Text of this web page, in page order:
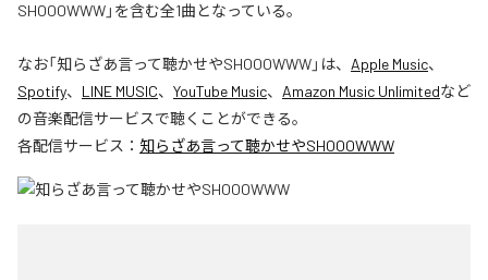
SHOOOWWW」を含む全1曲となっている。
なお「知らざあ言って聴かせやSHOOOWWW」は、 Apple Music、
Spotify、 LINE MUSIC、 YouTube Music、 Amazon Music Unlimitedなど
の音楽配信サービスで聴くことができる。
各配信サービス： 知らざあ言って聴かせやSHOOOWWW